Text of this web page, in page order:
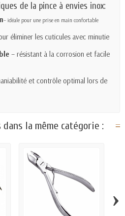
de la pince à envies inox:
– idéale pour une prise en main confortable
éliminer les cuticules avec minutie
– résistant à la corrosion et facile
et contrôle optimal lors de
la même catégorie :
›